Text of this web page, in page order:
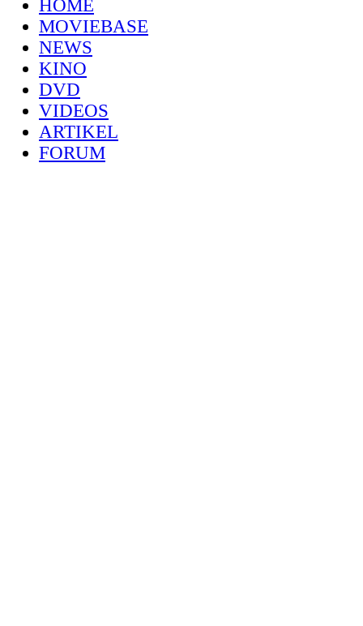
HOME
MOVIEBASE
NEWS
KINO
DVD
VIDEOS
ARTIKEL
FORUM